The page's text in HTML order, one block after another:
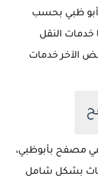
أبو ظبي بحسب
خدمات النقل
الآخر خدمات
مصفح بأبوظبي،
بشكل شامل